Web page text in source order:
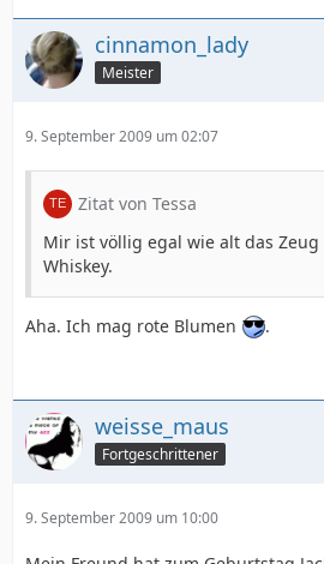
cinnamon_lady
Meister
9. September 2009 um 02:07
Zitat von Tessa
Mir ist völlig egal wie alt das
Whiskey.
Aha. Ich mag rote Blumen .
weisse_maus
Fortgeschrittener
9. September 2009 um 10:00